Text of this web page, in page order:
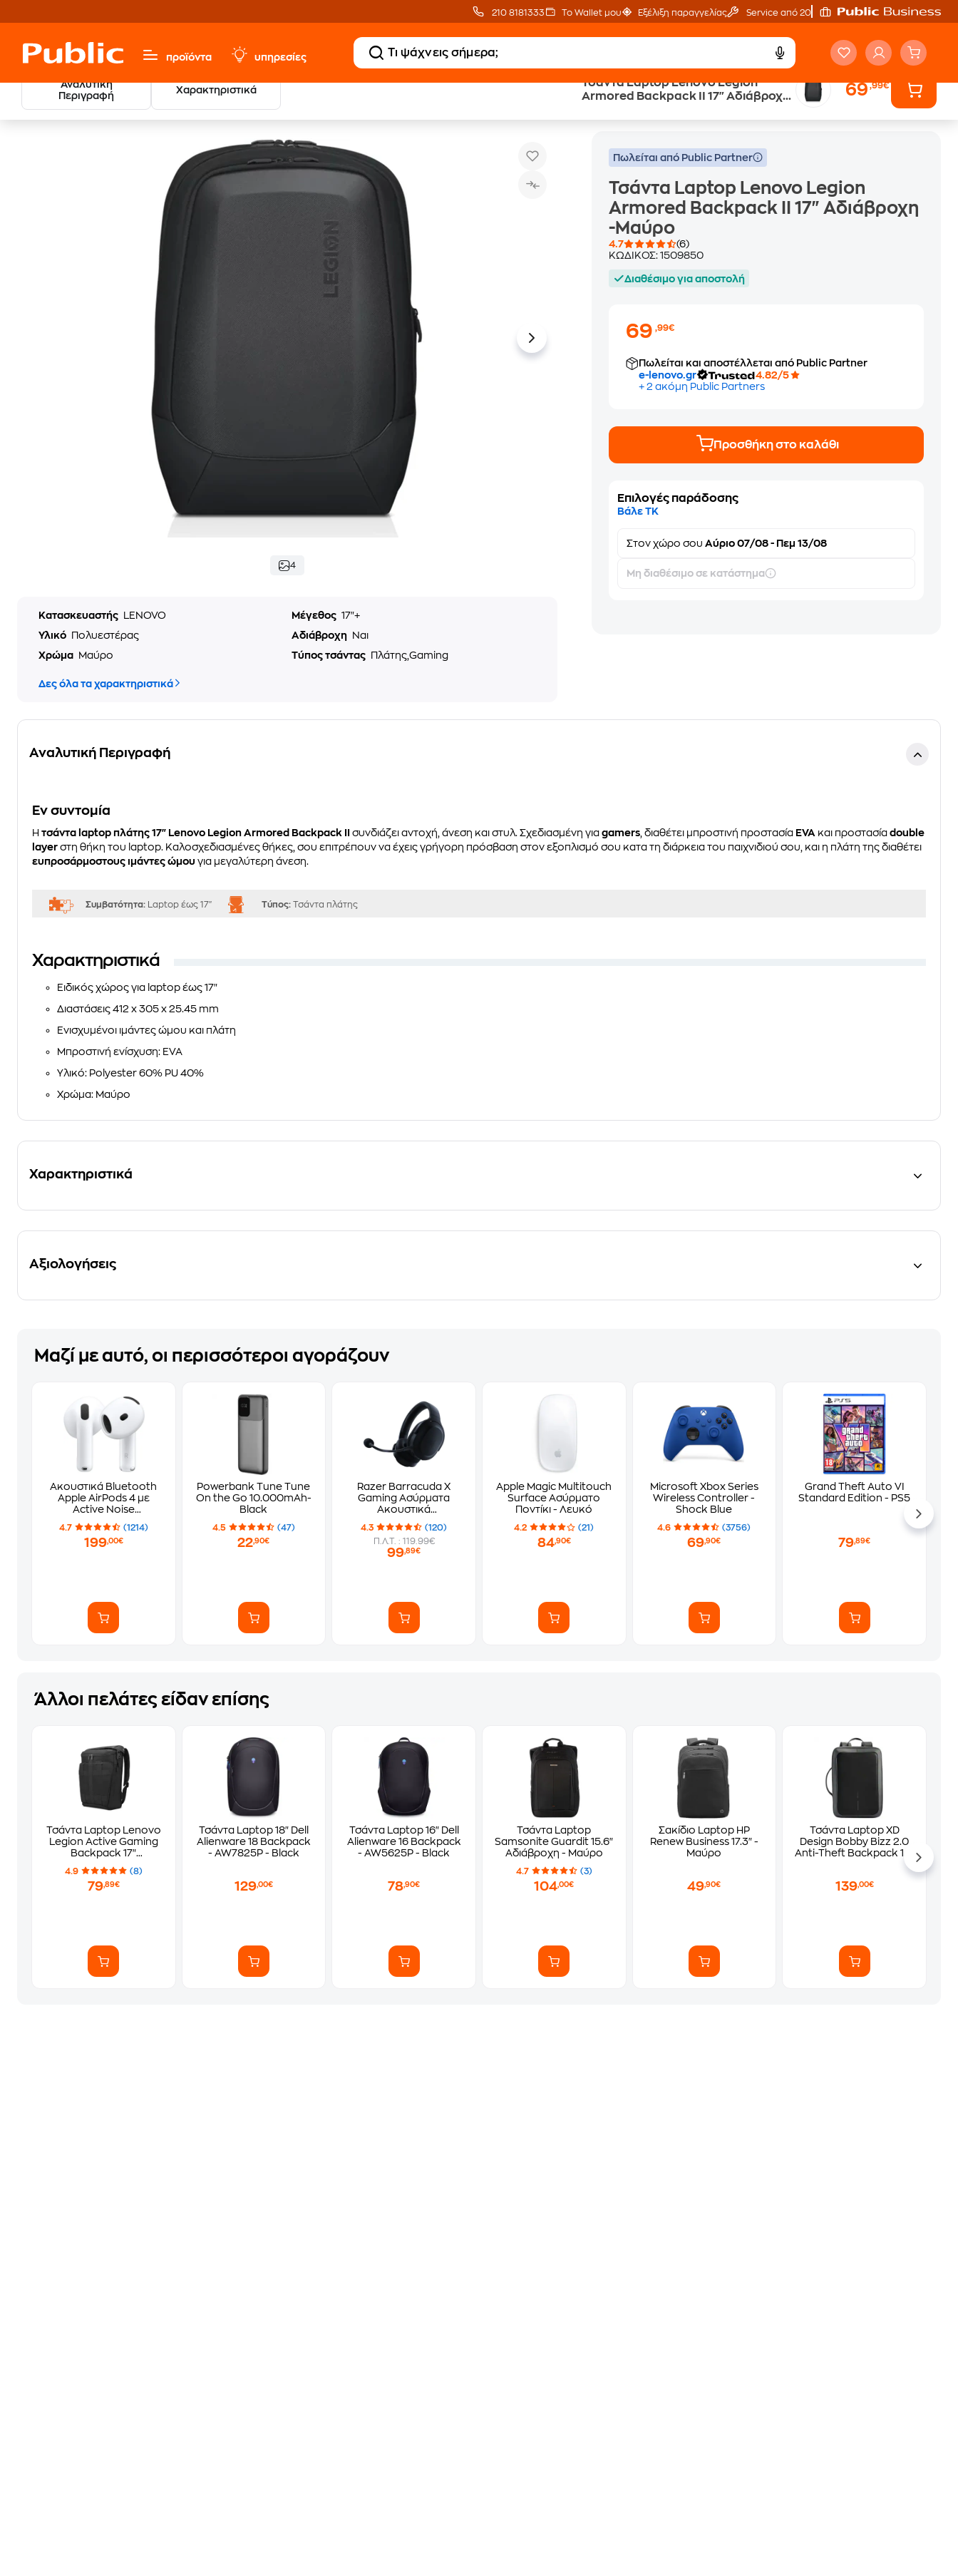
210 8181333 Το Wallet μου Εξέλιξη παραγγελίας Service από 20'
προϊόντα υπηρεσίες
Αναλυτική
Περιγραφή
Χαρακτηριστικά
Τσάντα Laptop Lenovo Legion
Armored Backpack II 17" Αδιάβροχη
69,99€
Υπολογιστές & Περιφερειακά
Τσάντα Laptop Lenovo Legion Armored Backpack II 17" Αδιάβροχη -Μαύρο
4
Κατασκευαστής LENOVO Μέγεθος 17"+
Υλικό
Πολυεστέρας Αδιάβροχη
Ναι
Χρώμα
Μαύρο Τύπος τσάντας Πλάτης,Gaming
Δες όλα τα χαρακτηριστικά
Πωλείται από Public Partner
Τσάντα Laptop Lenovo Legion
Armored Backpack II 17" Αδιάβροχη
-Μαύρο
4.7
(6)
ΚΩΔΙΚΟΣ:1509850
Διαθέσιμο για αποστολή
69,99€
Πωλείται και αποστέλλεται από Public Partner
e-lenovo.gr
4.82/5
+ 2 ακόμη Public Partners
Προσθήκη στο καλάθι
Επιλογές παράδοσης
Βάλε ΤΚ
Στονχώρο σου Αύριο 07/08 - Πεμ 13/08
Μη διαθέσιμο σε κατάστημα
Αναλυτική Περιγραφή
Eν συντομία
Η τσάντα laptop πλάτης 17" Lenovo Legion Armored Backpack II συνδιάζει αντοχή, άνεση και στυλ. Σχεδιασμένη για gamers , διαθέτει μπροστινή προστασία EVA και προστασία double
layer στη θήκη του laptop. Καλοσχεδιασμένες θήκες, σου επιτρέπουν να έχεις γρήγορη πρόσβαση στον εξοπλισμό σου κατα τη διάρκεια του παιχνιδιού σου, και η πλάτη της διαθέτει
ευπροσάρμοστους ιμάντες ώμου για μεγαλύτερη άνεση.
Συμβατότητα: Laptop έως 17" Τύπος: Τσάντα πλάτης
Χαρακτηριστικά
Ειδικός χώρος για laptop έως 17"
Διαστάσεις 412 x 305 x 25.45 mm
Ενισχυμένοι ιμάντες ώμου και πλάτη
Μπροστινή ενίσχυση: EVA
Υλικό: Polyester 60% PU 40%
Χρώμα: Μαύρο
Χαρακτηριστικά
Αξιολογήσεις
Μαζί με αυτό, οι περισσότεροι αγοράζουν
Ακουστικά Bluetooth
Apple AirPods 4 με
Active Noise
Cancellation - White
4.7 (1214)
199,00€
Powerbank Tune Tune
On the Go 10.000mAh-
Black
4.5 (47)
22,90€
Razer Barracuda X
Gaming Ασύρματα
Ακουστικά
Bluetooth/3.5mm/2.4
GHz - Μαύρα
4.3
(120)
Π.Λ.Τ. : 119.99€
99,89€
Apple Magic Multitouch
Surface Ασύρματο
Ποντίκι - Λευκό
4.2 (21)
84,90€
Microsoft Xbox Series
Wireless Controller -
Shock Blue
4.6 (3756)
69,90€
Grand Theft Auto VI
Standard Edition - PS5
79,89€
Άλλοι πελάτες είδαν επίσης
Τσάντα Laptop Lenovo
Legion Active Gaming
Backpack 17"
Αδιάβροχη - Μαύρο
4.9 (8)
79,89€
Τσάντα Laptop 18" Dell
Alienware 18 Backpack
- AW7825P - Black
129,00€
Τσάντα Laptop 16" Dell
Alienware 16 Backpack
- AW5625P - Black
78,90€
Τσάντα Laptop
Samsonite Guardit 15.6"
Αδιάβροχη - Μαύρο
4.7 (3)
104,00€
Σακίδιο Laptop HP
Renew Business 17.3" -
Μαύρο
49,90€
Τσάντα Laptop XD
Design Bobby Bizz 2.0
Anti-Theft Backpack 16"
139,00€